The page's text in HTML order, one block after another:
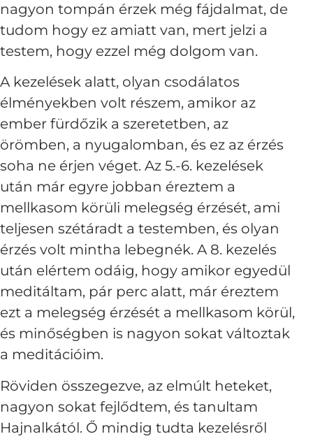
nagyon tompán érzek még fájdalmat, de
tudom hogy ez amiatt van, mert jelzi a
testem, hogy ezzel még dolgom van.
A kezelések alatt, olyan csodálatos
élményekben volt részem, amikor az
ember fürdőzik a szeretetben, az
örömben, a nyugalomban, és ez az érzés
soha ne érjen véget. Az 5.-6. kezelések
után már egyre jobban éreztem a
mellkasom körüli melegség érzését, ami
teljesen szétáradt a testemben, és olyan
érzés volt mintha lebegnék. A 8. kezelés
után elértem odáig, hogy amikor egyedül
meditáltam, pár perc alatt, már éreztem
ezt a melegség érzését a mellkasom körül,
és minőségben is nagyon sokat változtak
a meditációim.
Röviden összegezve, az elmúlt heteket,
nagyon sokat fejlődtem, és tanultam
Hajnalkától. Ő mindig tudta kezelésről